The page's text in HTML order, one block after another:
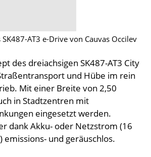
AT3 e-Drive von Cauvas Occilev
des dreiachsigen SK487-AT3 City
und Hübe im rein
Mit einer Breite von 2,50
in Stadtzentren mit
eingesetzt werden.
dank Akku- oder Netzstrom (16
emissions- und geräuschlos.